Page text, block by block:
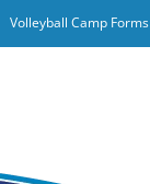
Volleyball Camp Forms